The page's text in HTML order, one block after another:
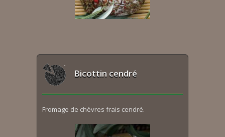
Bicottin cendré
Fromage de chèvres frais cendré.